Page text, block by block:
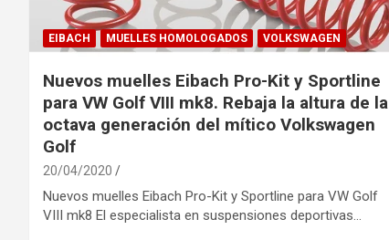
EIBACH MUELLES HOMOLOGADOS VOLKSWAGEN
Nuevos muelles Eibach Pro-Kit y Sportline
para VW Golf VIII mk8. Rebaja la altura de la
octava generación del mítico Volkswagen
Golf
20/04/2020
Nuevos muelles Eibach Pro-Kit y Sportline para VW Golf
VIII mk8 El especialista en suspensiones deportivas…